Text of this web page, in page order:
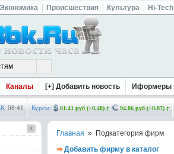
Экономика Происшествия Культура Hi-Tech
Каналы [+] Добавить новость Иформеры
08:41 Курсы: 81.41 руб (+0.48) 94.06 руб (+0.87)
Главная » Подкатегория фирм
⇒ Добавить фирму в каталог